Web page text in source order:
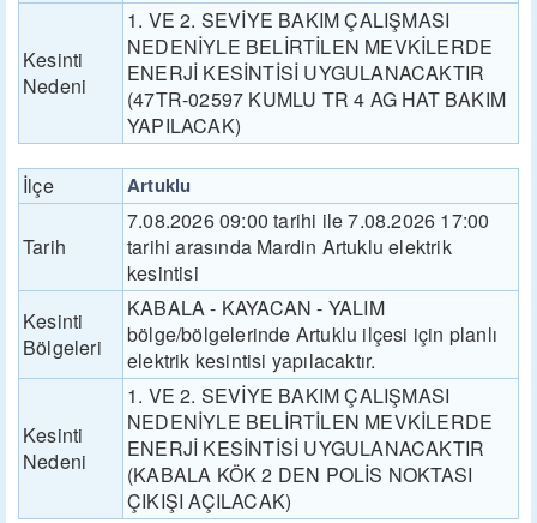
Kesinti
Nedeni
1. VE 2. SEVİYE BAKIM ÇALIŞMASI
NEDENİYLE BELİRTİLEN MEVKİLERDE
ENERJİ KESİNTİSİ UYGULANACAKTIR
(47TR-02597 KUMLU TR 4 AG HAT BAKIM
YAPILACAK)
İlçe Artuklu
Tarih
7.08.2026 09:00 tarihi ile 7.08.2026 17:00
tarihi arasında Mardin Artuklu elektrik
kesintisi
Kesinti
Bölgeleri
KABALA - KAYACAN - YALIM
bölge/bölgelerinde Artuklu ilçesi için planlı
elektrik kesintisi yapılacaktır.
Kesinti
Nedeni
1. VE 2. SEVİYE BAKIM ÇALIŞMASI
NEDENİYLE BELİRTİLEN MEVKİLERDE
ENERJİ KESİNTİSİ UYGULANACAKTIR
(KABALA KÖK 2 DEN POLİS NOKTASI
ÇIKIŞI AÇILACAK)